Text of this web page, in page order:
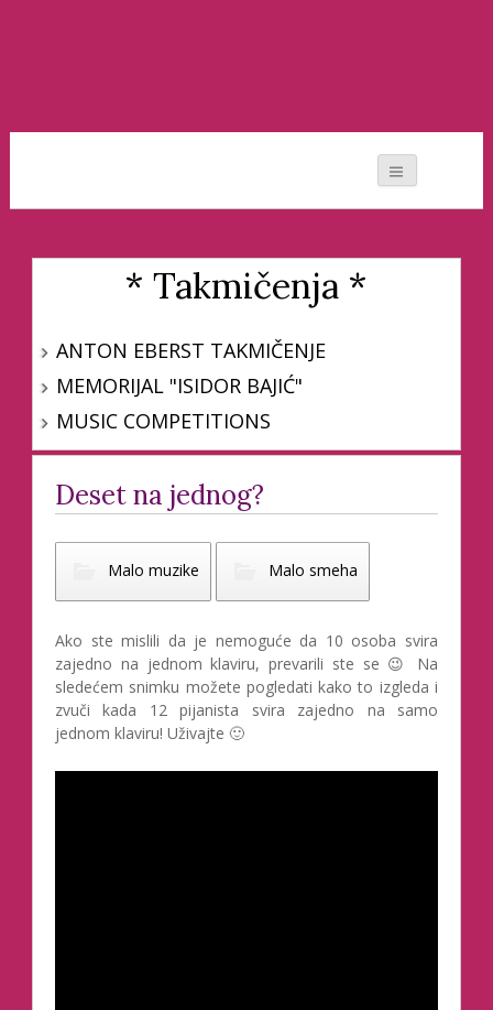
* Takmičenja *
ANTON EBERST TAKMIČENJE
MEMORIJAL "ISIDOR BAJIĆ"
MUSIC COMPETITIONS
Deset na jednog?
Malo muzike Malo smeha
Ako ste mislili da je nemoguće da 10 osoba svira
zajedno na jednom klaviru, prevarili ste se 😉 Na
sledećem snimku možete pogledati kako to izgleda i
zvuči kada 12 pijanista svira zajedno na samo
jednom klaviru! Uživajte 🙂